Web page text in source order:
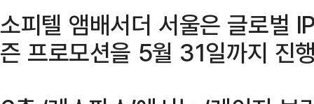
소피텔 앰배서더 서울은 글로벌
즌 프로모션을 5월 31일까지 진